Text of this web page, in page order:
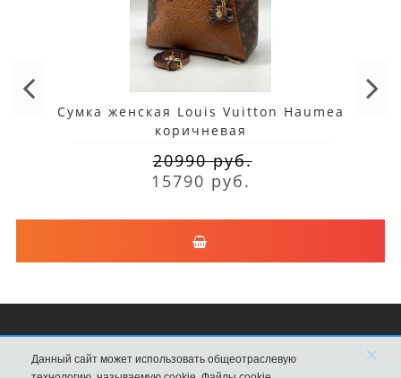
Сумка женская Louis Vuitton Haumea
коричневая
20990 руб.
15790 руб.
Сумки Louis Vuitton
Данный сайт может использовать общеотраслевую
×